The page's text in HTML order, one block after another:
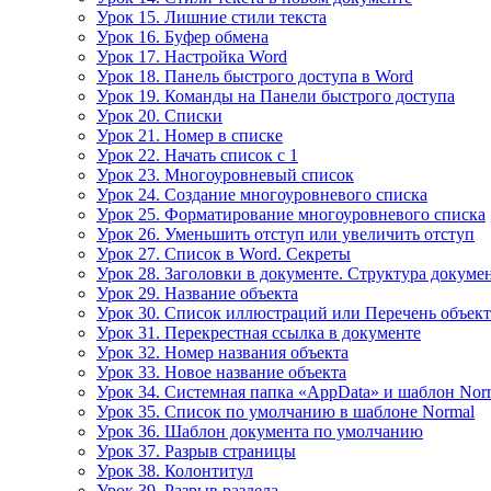
Урок 15. Лишние стили текста
Урок 16. Буфер обмена
Урок 17. Настройка Word
Урок 18. Панель быстрого доступа в Word
Урок 19. Команды на Панели быстрого доступа
Урок 20. Списки
Урок 21. Номер в списке
Урок 22. Начать список с 1
Урок 23. Многоуровневый список
Урок 24. Создание многоуровневого списка
Урок 25. Форматирование многоуровневого списка
Урок 26. Уменьшить отступ или увеличить отступ
Урок 27. Список в Word. Секреты
Урок 28. Заголовки в документе. Структура
Урок 29. Название объекта
Урок 30. Список иллюстраций или Перечень
Урок 31. Перекрестная ссылка в документе
Урок 32. Номер названия объекта
Урок 33. Новое название объекта
Урок 34. Системная папка «AppData» и шаблон
Урок 35. Список по умолчанию в шаблоне Normal
Урок 36. Шаблон документа по умолчанию
Урок 37. Разрыв страницы
Урок 38. Колонтитул